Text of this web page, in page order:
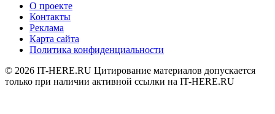
О проекте
Контакты
Реклама
Карта сайта
Политика конфиденциальности
© 2026 IT-HERE.RU Цитирование материалов допускается
только при наличии активной ссылки на IT-HERE.RU